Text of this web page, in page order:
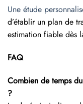
Une étude
d’établir un plan de
estimation fiable dès
FAQ
Combien de temps
?